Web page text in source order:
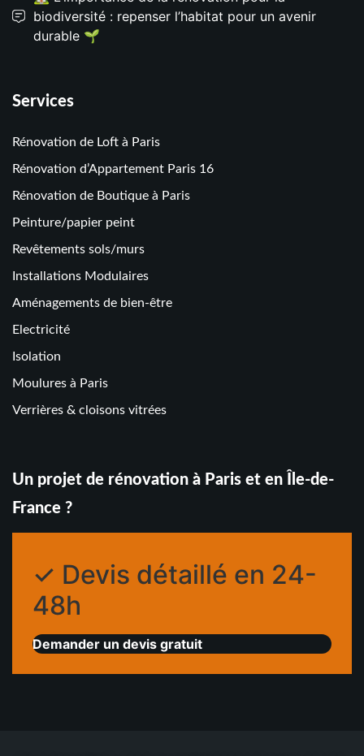
biodiversité : repenser l’habitat pour un avenir
durable 🌱
Services
Rénovation de Loft à Paris
Rénovation d’Appartement Paris 16
Rénovation de Boutique à Paris
Peinture/papier peint
Revêtements sols/murs
Installations Modulaires
Aménagements de bien-être
Electricité
Isolation
Moulures à Paris
Verrières & cloisons vitrées
Un projet de rénovation à Paris et en Île-de-
France ?
✓ Devis détaillé en 24-
48h
Demander un devis gratuit